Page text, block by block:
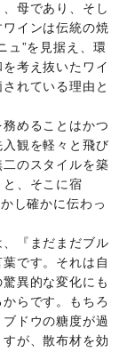
母であり、そし
インは伝統の焼
ュ”を見据え、環
考え抜いたワイ
れている理由と
めることはかつ
観を軽々と飛び
のスタイルを築
、そこに宿
し確かに伝わっ
『まだまだブル
です。それは自
異的な変化にも
らです。もちろ
ドウの糖度が過
が、散布材を効